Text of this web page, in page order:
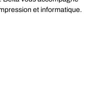
et informatique.